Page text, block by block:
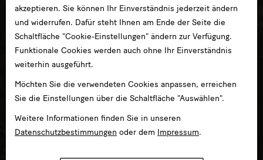
akzeptieren. Sie können Ihr Einverständnis jederzeit ändern
und widerrufen. Dafür steht Ihnen am Ende der Seite die
Schaltfläche "Cookie-Einstellungen" ändern zur Verfügung.
Funktionale Cookies werden auch ohne Ihr Einverständnis
weiterhin ausgeführt.
Möchten Sie die verwendeten Cookies anpassen, erreichen
Sie die Einstellungen über die Schaltfläche "Auswählen".
Weitere Informationen finden Sie in unseren
Datenschutzbestimmungen oder dem Impressum.